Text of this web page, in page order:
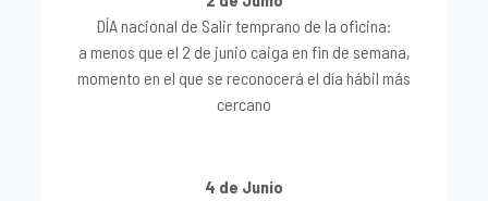
DÍA nacional de Salir temprano de la oficina:
a menos que el 2 de junio caiga en fin de semana,
momento en el que se reconocerá el día hábil más
cercano
4 de Junio